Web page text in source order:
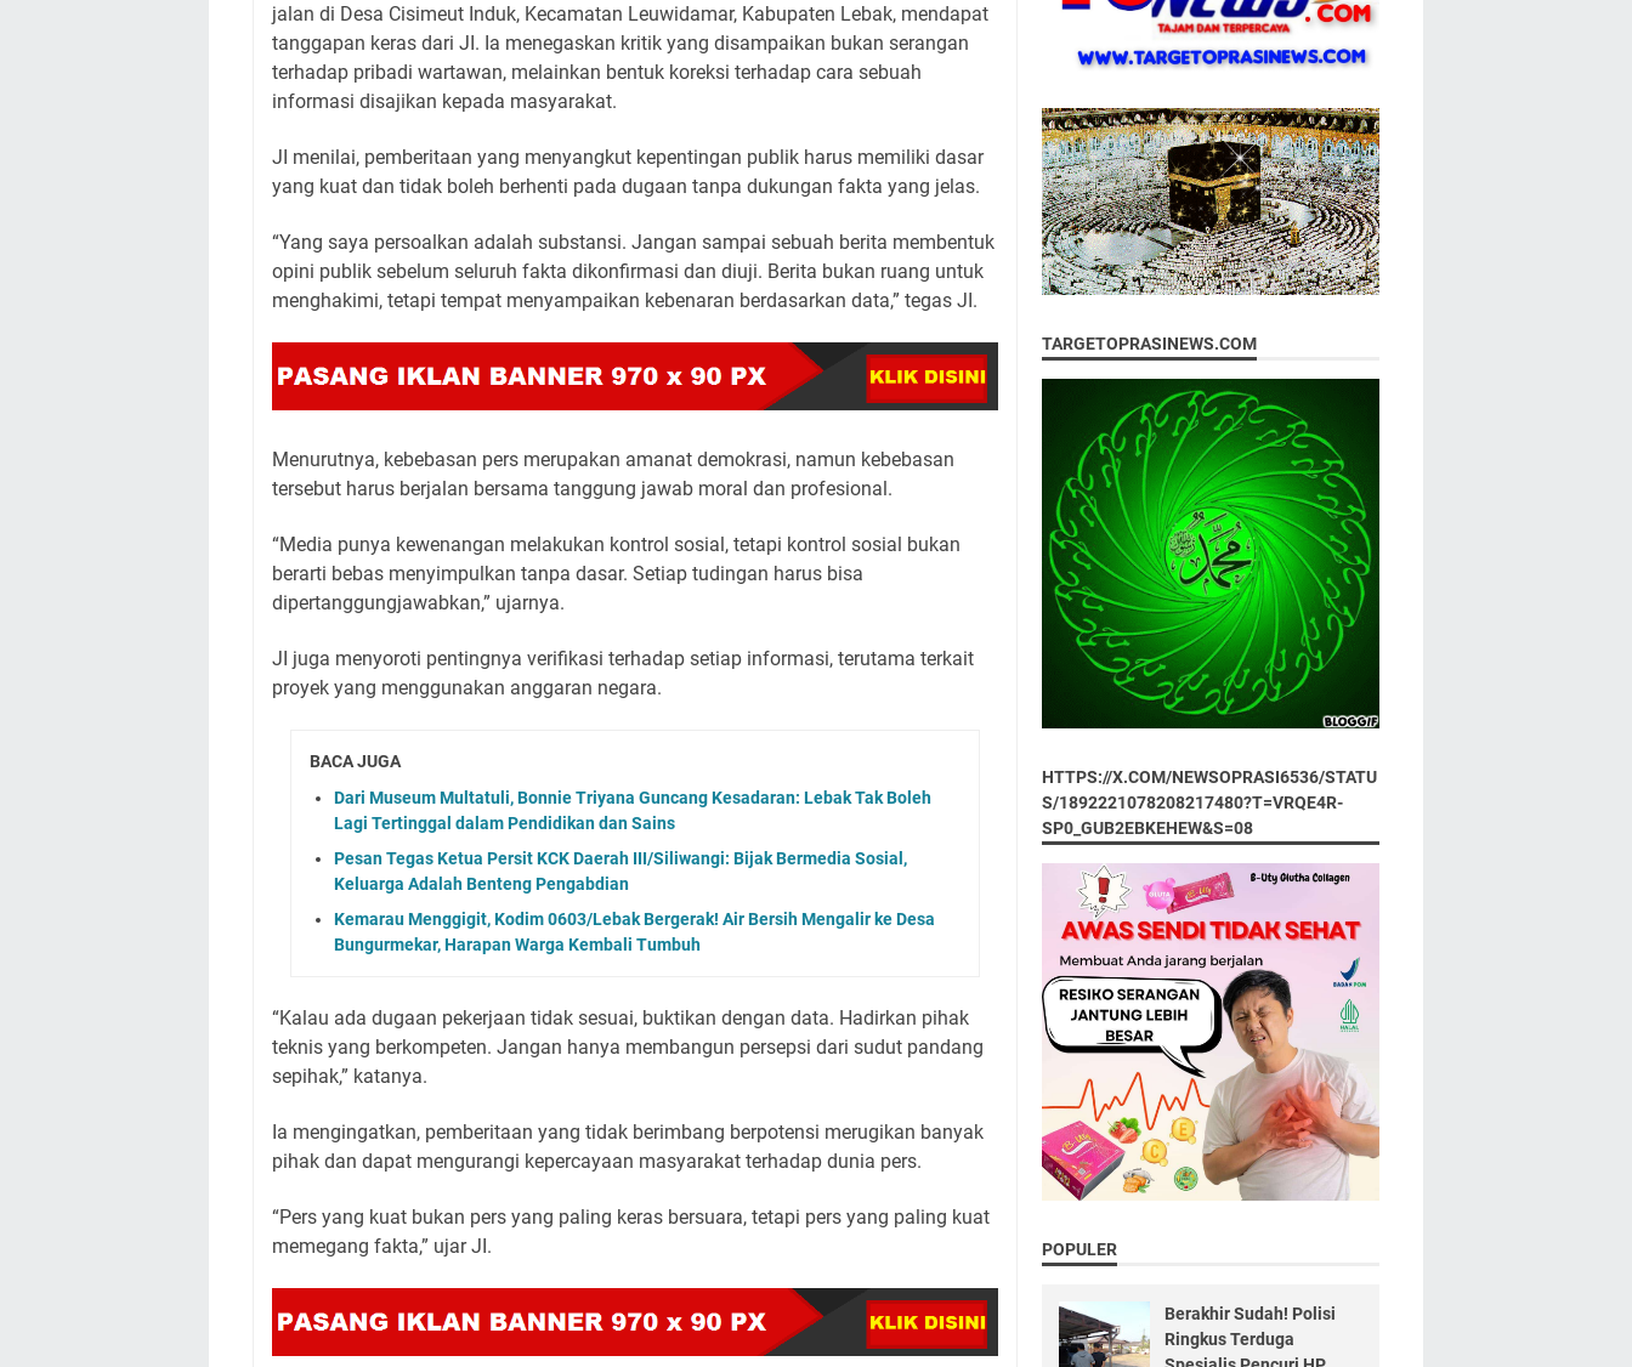
jalan di Desa Cisimeut Induk, Kecamatan Leuwidamar, Kabupaten Lebak, mendapat
tanggapan keras dari JI. Ia menegaskan kritik yang disampaikan bukan serangan
terhadap pribadi wartawan, melainkan bentuk koreksi terhadap cara sebuah
informasi disajikan kepada masyarakat.
JI menilai, pemberitaan yang menyangkut kepentingan publik harus memiliki dasar
yang kuat dan tidak boleh berhenti pada dugaan tanpa dukungan fakta yang jelas.
“Yang saya persoalkan adalah substansi. Jangan sampai sebuah berita membentuk
opini publik sebelum seluruh fakta dikonfirmasi dan diuji. Berita bukan ruang untuk
menghakimi, tetapi tempat menyampaikan kebenaran berdasarkan data,” tegas JI.
Menurutnya, kebebasan pers merupakan amanat demokrasi, namun kebebasan
tersebut harus berjalan bersama tanggung jawab moral dan profesional.
“Media punya kewenangan melakukan kontrol sosial, tetapi kontrol sosial bukan
berarti bebas menyimpulkan tanpa dasar. Setiap tudingan harus bisa
dipertanggungjawabkan,” ujarnya.
JI juga menyoroti pentingnya verifikasi terhadap setiap informasi, terutama terkait
proyek yang menggunakan anggaran negara.
BACA JUGA
Dari Museum Multatuli, Bonnie Triyana Guncang Kesadaran: Lebak Tak Boleh
Lagi Tertinggal dalam Pendidikan dan Sains
Pesan Tegas Ketua Persit KCK Daerah III/Siliwangi: Bijak Bermedia Sosial,
Keluarga Adalah Benteng Pengabdian
Kemarau Menggigit, Kodim 0603/Lebak Bergerak! Air Bersih Mengalir ke Desa
Bungurmekar, Harapan Warga Kembali Tumbuh
“Kalau ada dugaan pekerjaan tidak sesuai, buktikan dengan data. Hadirkan pihak
teknis yang berkompeten. Jangan hanya membangun persepsi dari sudut pandang
sepihak,” katanya.
Ia mengingatkan, pemberitaan yang tidak berimbang berpotensi merugikan banyak
pihak dan dapat mengurangi kepercayaan masyarakat terhadap dunia pers.
“Pers yang kuat bukan pers yang paling keras bersuara, tetapi pers yang paling kuat
memegang fakta,” ujar JI.
TARGETOPRASINEWS.COM
HTTPS://X.COM/NEWSOPRASI6536/STATU
S/1892221078208217480?T=VRQE4R-
SP0_GUB2EBKEHEW&S=08
POPULER
Berakhir Sudah! Polisi
Ringkus Terduga